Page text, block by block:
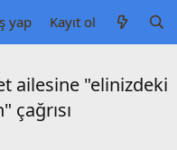
yap Kayıt ol
ailesine "elinizdeki
çağrısı